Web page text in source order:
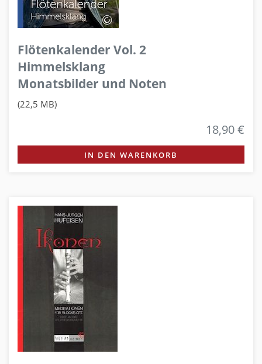
Flötenkalender Vol. 2
Himmelsklang
Monatsbilder und Noten
(22,5 MB)
18,90 €
IN DEN WARENKORB